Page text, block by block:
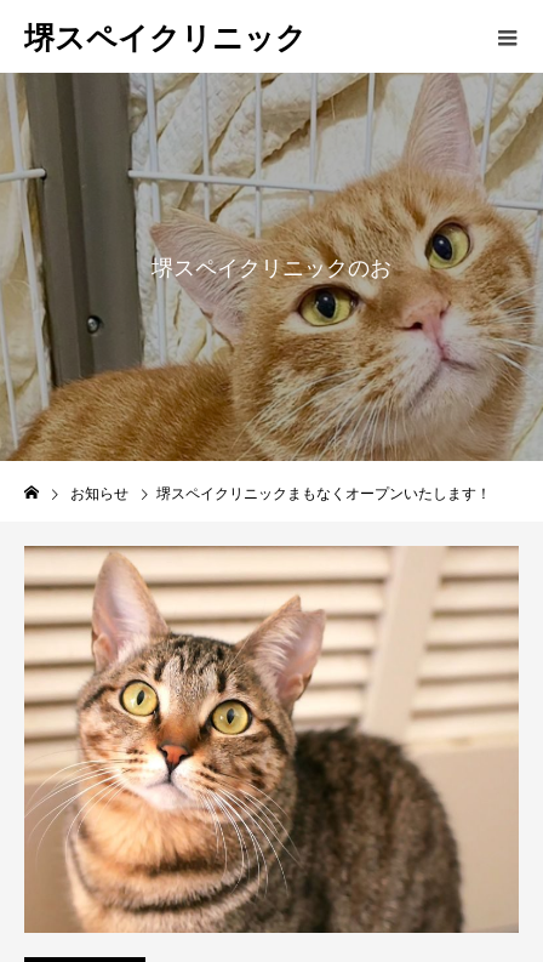
堺スペイクリニック
堺スペイクリニックのお知ら
お知らせ 堺スペイクリニックまもなくオープンいたします！